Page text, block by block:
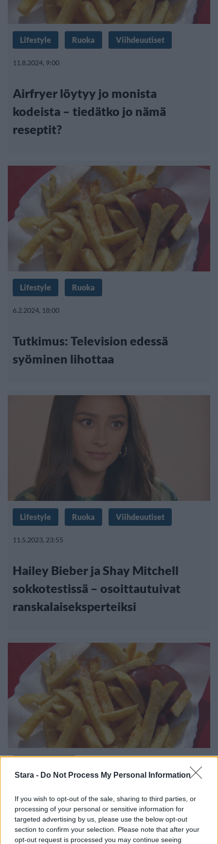
Stara - Do Not Process My Personal Information
If you wish to opt-out of the sale, sharing to third parties, or
processing of your personal or sensitive information for
targeted advertising by us, please use the below opt-out
section to confirm your selection. Please note that after your
opt-out request is processed you may continue seeing
Lifestyle Ruoka Viihdeuutiset
11.8.2024, 9:00
Airfryer löytyy jo monista
kodeista – tiedätko jo nämä
reseptit?
Lifestyle Ruoka
6.2.2024, 18:00
Tutkimus: Television edessä
syöminen lihottaa
Lifestyle Ruoka Viihdeuutiset
11.5.2023, 23:55
Hailey Bieber ja Shay Mitchell
sokkotestissä – osoittautuivat
ranskalaiseksperteiksi
Mies söi tyttöystävältään yhden
ranskalaisen – nainen yritti ajaa